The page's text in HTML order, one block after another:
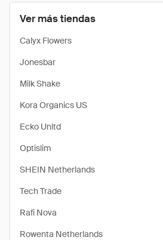
Ver más tiendas
Calyx Flowers
Jonesbar
Milk Shake
Kora Organics US
Ecko Unltd
Optislim
SHEIN Netherlands
Tech Trade
Rafi Nova
Rowenta Netherlands